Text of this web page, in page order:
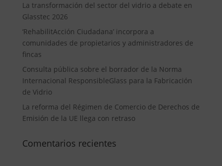
La transformación del sector del vidrio a debate en
Glasstec 2026
‘RehabilitAcción Ciudadana’ incorpora a
comunidades de propietarios y administradores de
fincas
Consulta pública sobre el borrador de la Norma
Internacional ResponsibleGlass para la Fabricación
de Vidrio
La reforma del Régimen de Comercio de Derechos de
Emisión de la UE llega con retraso
Comentarios recientes